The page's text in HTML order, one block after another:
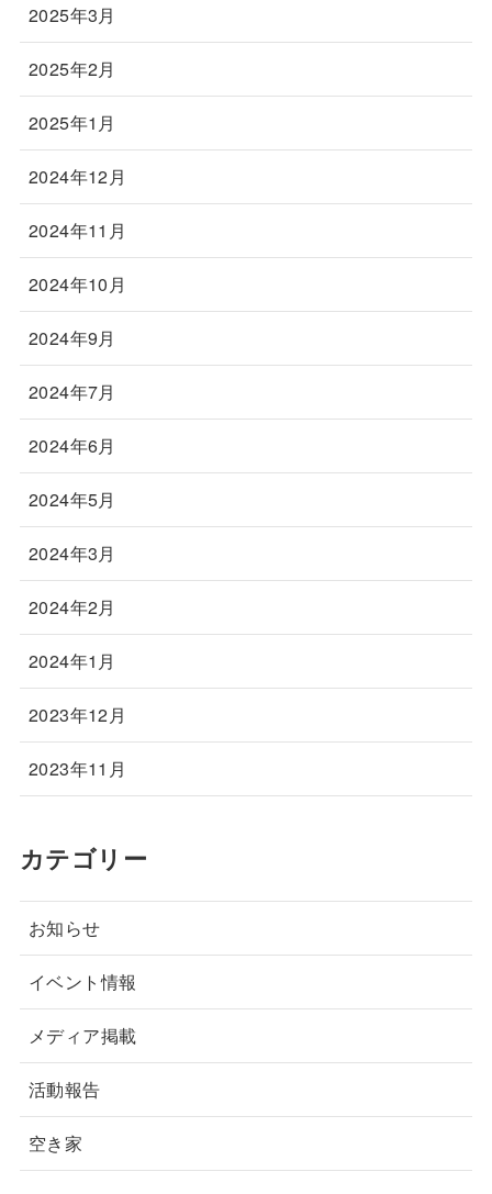
2025年3月
2025年2月
2025年1月
2024年12月
2024年11月
2024年10月
2024年9月
2024年7月
2024年6月
2024年5月
2024年3月
2024年2月
2024年1月
2023年12月
2023年11月
カテゴリー
お知らせ
イベント情報
メディア掲載
活動報告
空き家